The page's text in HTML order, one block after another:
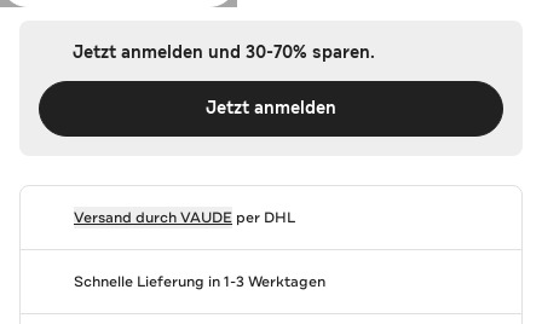
Jetzt anmelden und 30-70% sparen.
Jetzt anmelden
Versand durchVAUDEper DHL
Schnelle Lieferung in 1-3 Werktagen